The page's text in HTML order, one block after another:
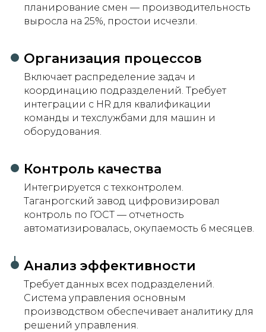
планирование смен — производительность
выросла на 25%, простои исчезли.
Организация процессов
Включает распределение задач и
координацию подразделений. Требует
интеграции с HR для квалификации
команды и техслужбами для машин и
оборудования.
Контроль качества
Интегрируется с техконтролем.
Таганрогский завод цифровизировал
контроль по ГОСТ — отчетность
автоматизировалась, окупаемость 6 месяцев.
Анализ эффективности
Требует данных всех подразделений.
Система управления основным
производством обеспечивает аналитику для
решений управления.